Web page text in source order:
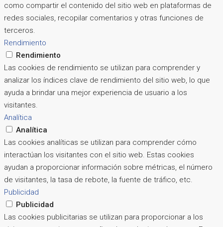
como compartir el contenido del sitio web en plataformas de
redes sociales, recopilar comentarios y otras funciones de
terceros.
Rendimiento
Rendimiento
Las cookies de rendimiento se utilizan para comprender y
analizar los índices clave de rendimiento del sitio web, lo que
ayuda a brindar una mejor experiencia de usuario a los
visitantes.
Analítica
Analítica
Las cookies analíticas se utilizan para comprender cómo
interactúan los visitantes con el sitio web. Estas cookies
ayudan a proporcionar información sobre métricas, el número
de visitantes, la tasa de rebote, la fuente de tráfico, etc.
Publicidad
Publicidad
Las cookies publicitarias se utilizan para proporcionar a los